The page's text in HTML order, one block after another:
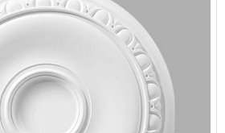
Подробнее